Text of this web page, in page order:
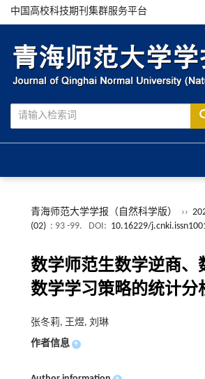
中国高校科技期刊集群服务平台
青海师范大学学报（自然科学版） ››
(02) : 93 -99. DOI: 10.16229/
数学师范生数学逆商、
数学学习策略的统计分
张冬莉, 王煜, 刘琳
作者信息 +